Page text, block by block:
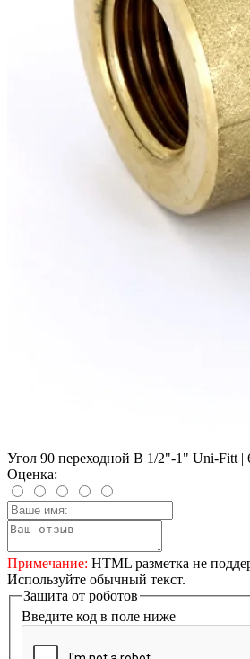
Угол 90 переходной В 1/2"-1" Uni-Fitt |
Оценка:
Примечание: HTML разметка не
Используйте обычный текст.
Защита от роботов
Введите код в поле ниже